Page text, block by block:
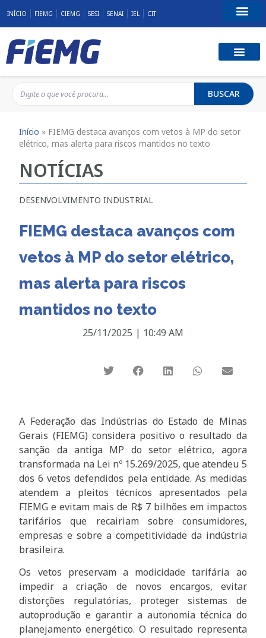
INÍCIO FIEMG CIEMG SESI SENAI IEL CIT
BUSCAR
Início » FIEMG destaca avanços com vetos à MP do setor
elétrico, mas alerta para riscos mantidos no texto
NOTÍCIAS
DESENVOLVIMENTO INDUSTRIAL
FIEMG destaca avanços com
vetos à MP do setor elétrico,
mas alerta para riscos
mantidos no texto
25/11/2025 | 10:49 AM
A Federação das Indústrias do Estado de Minas
Gerais (FIEMG) considera positivo o resultado da
sanção da antiga MP do setor elétrico, agora
transformada na Lei nº 15.269/2025, que atendeu 5
dos 6 vetos defendidos pela entidade. As medidas
atendem a pleitos técnicos apresentados pela
FIEMG e evitam mais de R$ 7 bilhões em impactos
tarifários que recairiam sobre consumidores,
empresas e sobre a competitividade da indústria
brasileira.
Os vetos preservam a modicidade tarifária ao
impedir a criação de novos encargos, evitar
distorções regulatórias, proteger sistemas de
autoprodução e garantir a autonomia técnica do
planejamento energético. O resultado representa